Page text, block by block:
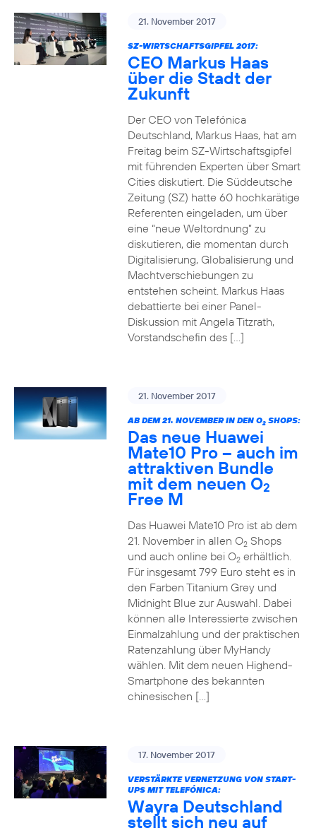
21. November 2017
SZ-WIRTSCHAFTSGIPFEL 2017:
CEO Markus Haas
über die Stadt der
Zukunft
Der CEO von Telefónica
Deutschland, Markus Haas, hat am
Freitag beim SZ-Wirtschaftsgipfel
mit führenden Experten über Smart
Cities diskutiert. Die Süddeutsche
Zeitung (SZ) hatte 60 hochkarätige
Referenten eingeladen, um über
eine “neue Weltordnung” zu
diskutieren, die momentan durch
Digitalisierung, Globalisierung und
Machtverschiebungen zu
entstehen scheint. Markus Haas
debattierte bei einer Panel-
Diskussion mit Angela Titzrath,
Vorstandschefin des […]
21. November 2017
AB DEM 21. NOVEMBER IN DEN O2SHOPS:
Das neue Huawei
Mate10 Pro – auch im
attraktiven Bundle
mit dem neuen O2
Free M
Das Huawei Mate10 Pro ist ab dem
21. November in allen O2Shops
und auch online bei O2erhältlich.
Für insgesamt 799 Euro steht es in
den Farben Titanium Grey und
Midnight Blue zur Auswahl. Dabei
können alle Interessierte zwischen
Einmalzahlung und der praktischen
Ratenzahlung über MyHandy
wählen. Mit dem neuen Highend-
Smartphone des bekannten
chinesischen […]
17. November 2017
VERSTÄRKTE VERNETZUNG VON START-
UPS MIT TELEFÓNICA:
Wayra Deutschland
stellt sich neu auf